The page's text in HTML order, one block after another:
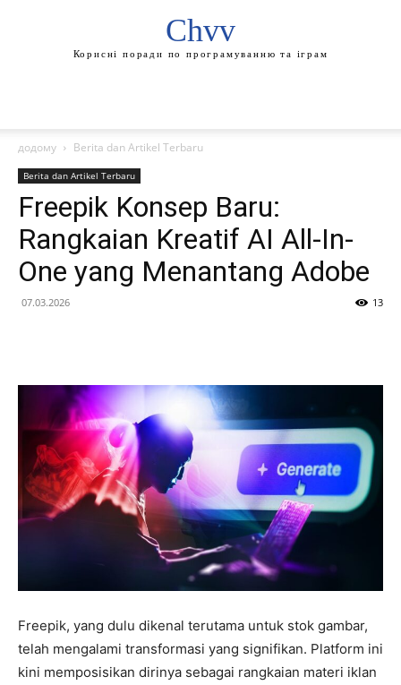
Chvv
Корисні поради по програмуванню та іграм
додому Berita dan Artikel Terbaru
Berita dan Artikel Terbaru
Freepik Konsep Baru:
Rangkaian Kreatif AI All-In-
One yang Menantang Adobe
07.03.2026 13
Freepik, yang dulu dikenal terutama untuk stok gambar,
telah mengalami transformasi yang signifikan. Platform ini
kini memposisikan dirinya sebagai rangkaian materi iklan